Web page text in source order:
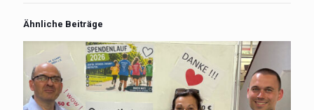
Ähnliche Beiträge